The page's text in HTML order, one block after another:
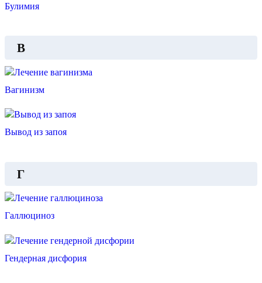
Булимия
В
Вагинизм
Вывод из запоя
Г
Галлюциноз
Гендерная дисфория